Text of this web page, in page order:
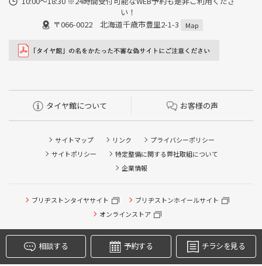
い！
〒066-0022 北海道千歳市豊里2-1-3
Map
タイヤ館について お客様の声
サイトマップ リンク
プライバシーポリシー
サイトポリシー
特定整備に関する弊社取組について
企業情報
ブリヂストンタイヤサイト
ブリヂストンホイールサイト
オンラインストア
Copyright © 2024 Bridgestone Retail Co.,Ltd. All rights Reserved.
相談する 予約する チラシを見る
タイヤ点検・安全点検/タイヤ履き替え/オイル交換/その他
本日のタイヤ履き替え順番待ち予約 ※クローク契約会員の
方はご利用いただけません